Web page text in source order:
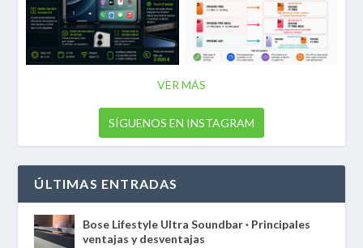
VER MÁS
SÍGUENOS EN INSTAGRAM
ÚLTIMAS ENTRADAS
Bose Lifestyle Ultra Soundbar · Principales
ventajas y desventajas